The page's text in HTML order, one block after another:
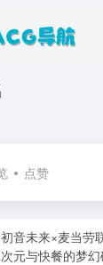
点赞
音未来×麦当劳
元与快餐的梦